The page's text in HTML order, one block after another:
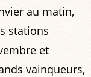
au matin,
stations
et
vainqueurs,